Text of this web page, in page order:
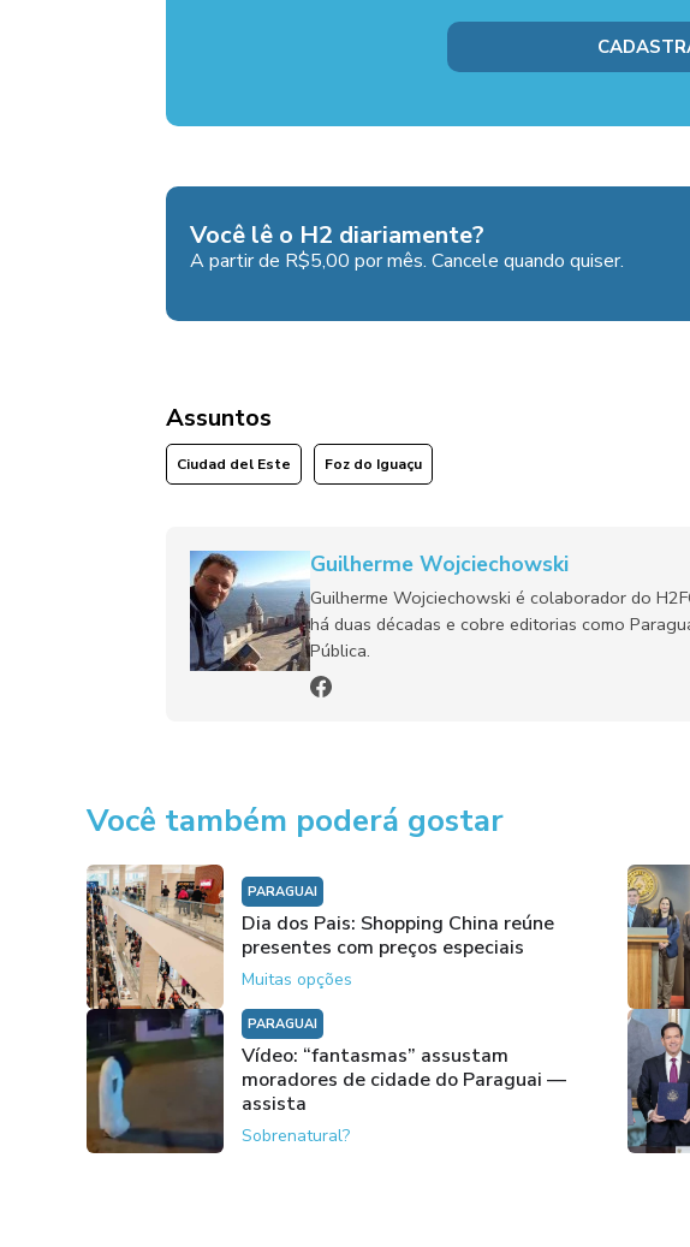
Você lê o H2 diariamente?
A partir de R$5,00 por mês. Cancele quando quiser.
Assuntos
Ciudad del Este Foz do Iguaçu
Guilherme Wojciechowski
Guilherme Wojciechowski é colaborador do
há duas décadas e cobre editorias como
Pública.
Você também poderá gostar
PARAGUAI
Dia dos Pais: Shopping China reúne
presentes com preços especiais
Muitas opções
PARAGUAI
Vídeo: “fantasmas” assustam
moradores de cidade do Paraguai —
assista
Sobrenatural?